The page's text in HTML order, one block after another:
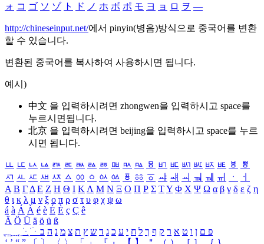
ォ コ ゴ ソ ゾ ト ド ノ ホ ボ ポ モ ヨ ョ ロ ヲ ―
http://chineseinput.net/에서 pinyin(병음)방식으로 중국어를 변환
할 수 있습니다.
변환된 중국어를 복사하여 사용하시면 됩니다.
예시)
中文 을 입력하시려면 zhongwen을 입력하시고 space를
누르시면됩니다.
北京 을 입력하시려면 beijing을 입력하시고 space를 누르
시면 됩니다.
ㅥ ㅦ ㅧ ㅨ ㅩ ㅪ ㅫ ㅬ ㅭ ㅮ ㅯ ㅰ ㅱ ㅲ ㅳ ㅴ ㅵ ㅶ ㅷ ㅸ
ㅹ
ㅺ ㅻ ㅼ ㅽ ㅾ ㅿ ㆀ ㆁ ㆂ ㆃ ㆄ ㆅ ㆆ ㆇ ㆈ ㆉ ㆊ ㆋ ㆌ ㆍ
ㆎ
Α Β ΓΔ Ε Ζ Η Θ Ι ΚΛ Μ Ν Ξ Ο Π Ρ Σ ΤΥ Φ Χ Ψ Ω α β γ δ ε ζ η
θ ι κ λ μ ν ξ ο π ρ σ τ υ φ χ ψ ω
á à Á À é è É È ç Ç ê
Ä Ö Ü ä ö ü ß
ִֶֹ ֻּ ׁׂ פ ם ן ו ט א ר ק ף ך ל ח י ע כ ג ד ש ץ ת צ מ נ ה ב